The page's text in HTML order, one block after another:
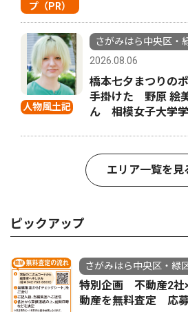
プ（PR）
人物風土記
さがみはら中央区・
2026.08.06
橋本七夕まつりの
手掛けた 野原 絵
ん 相模女子大学
エリア一覧を見
ピックアップ
さがみはら中央区・緑
特別企画 不動産2
動産を無料査定 応